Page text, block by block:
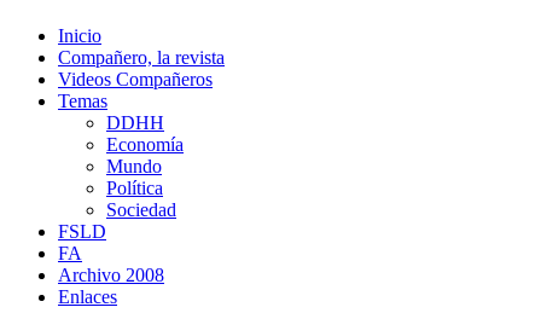
Inicio
Compañero, la revista
Videos Compañeros
Temas
DDHH
Economía
Mundo
Política
Sociedad
FSLD
FA
Archivo 2008
Enlaces